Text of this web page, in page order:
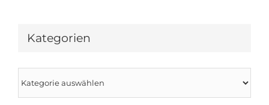
Kategorien
Kategorien